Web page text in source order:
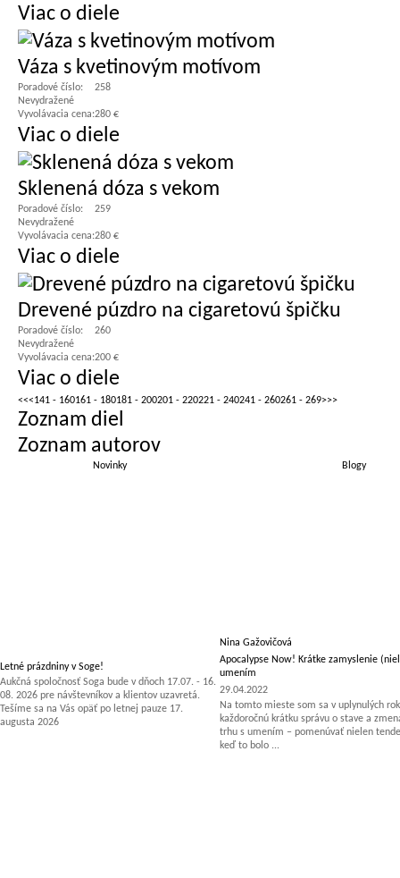
Viac o diele
Váza s kvetinovým motívom
Poradové číslo:
258
Nevydražené
Vyvolávacia cena:280 €
Viac o diele
Sklenená dóza s vekom
Poradové číslo:
259
Nevydražené
Vyvolávacia cena:280 €
Viac o diele
Drevené púzdro na cigaretovú špičku
Poradové číslo:
260
Nevydražené
Vyvolávacia cena:200 €
Viac o diele
<<<141 - 160161 - 180181 - 200201 - 220221 - 240241 - 260261 - 269>>>
Zoznam diel
Zoznam autorov
Novinky Blogy
Letné prázdniny v Soge!
Aukčná spoločnosť Soga bude v dňoch 17.07. - 16.
08. 2026 pre návštevníkov a klientov uzavretá.
Tešíme sa na Vás opäť po letnej pauze 17.
augusta 2026
Nina Gažovičová
Apocalypse Now! Krátke zamyslenie
umením
29.04.2022
Na tomto mieste som sa v uplynulých
každoročnú krátku správu o stave a
trhu s umením – pomenúvať nielen
keď to bolo ...